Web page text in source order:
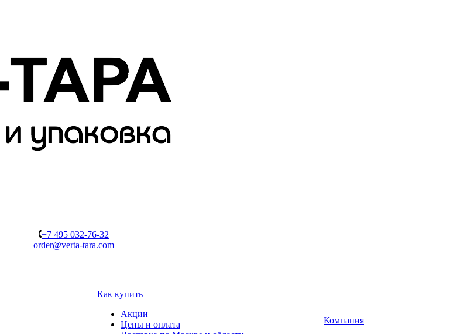
+7 495 032-76-32
order@verta-tara.com
Как купить
Акции
Цены и оплата
Компания